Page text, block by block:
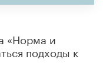
«Норма и
подходы к